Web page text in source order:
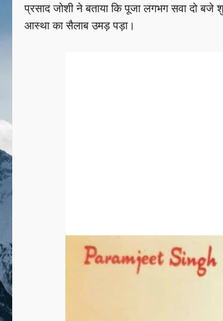
प्रसाद जोशी ने बताया कि पूजा लगभग सवा दो
आस्था का सैलाब उमड़ पड़ा।